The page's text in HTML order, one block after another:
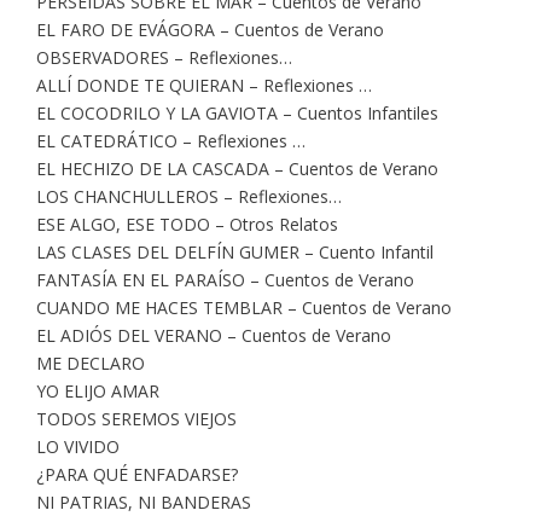
EL FARO DE EVÁGORA – Cuentos de Verano
OBSERVADORES – Reflexiones…
ALLÍ DONDE TE QUIERAN – Reflexiones …
EL COCODRILO Y LA GAVIOTA – Cuentos Infantiles
EL CATEDRÁTICO – Reflexiones …
EL HECHIZO DE LA CASCADA – Cuentos de Verano
LOS CHANCHULLEROS – Reflexiones…
ESE ALGO, ESE TODO – Otros Relatos
LAS CLASES DEL DELFÍN GUMER – Cuento Infantil
FANTASÍA EN EL PARAÍSO – Cuentos de Verano
CUANDO ME HACES TEMBLAR – Cuentos de Verano
EL ADIÓS DEL VERANO – Cuentos de Verano
ME DECLARO
YO ELIJO AMAR
TODOS SEREMOS VIEJOS
LO VIVIDO
¿PARA QUÉ ENFADARSE?
NI PATRIAS, NI BANDERAS